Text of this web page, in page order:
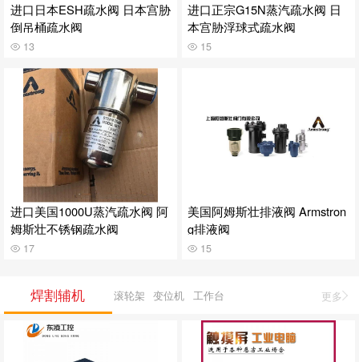
进口日本ESH疏水阀 日本宫胁
倒吊桶疏水阀
13
进口正宗G15N蒸汽疏水阀 日
本宫胁浮球式疏水阀
15
进口美国1000U蒸汽疏水阀 阿
姆斯壮不锈钢疏水阀
17
美国阿姆斯壮排液阀 Armstron
g排液阀
15
焊割辅机 滚轮架 变位机 工作台 更多